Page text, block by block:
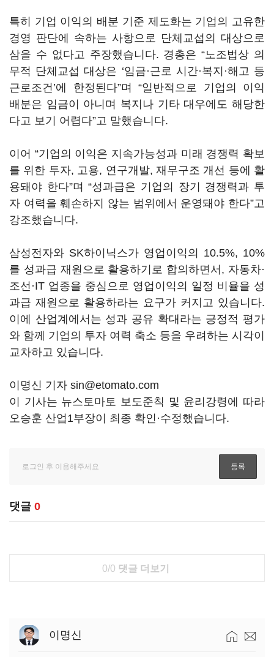
특히 기업 이익의 배분 기준 제도화는 기업의 고유한
경영 판단에 속하는 사항으로 단체교섭의 대상으로
삼을 수 없다고 주장했습니다. 경총은 “노조법상 의
무적 단체교섭 대상은 ‘임금·근로 시간·복지·해고 등
근로조건’에 한정된다”며 “일반적으로 기업의 이익
배분은 임금이 아니며 복지나 기타 대우에도 해당한
다고 보기 어렵다”고 말했습니다.
이어 “기업의 이익은 지속가능성과 미래 경쟁력 확보
를 위한 투자, 고용, 연구개발, 재무구조 개선 등에 활
용돼야 한다”며 “성과급은 기업의 장기 경쟁력과 투
자 여력을 훼손하지 않는 범위에서 운영돼야 한다”고
강조했습니다.
삼성전자와 SK하이닉스가 영업이익의 10.5%, 10%
를 성과급 재원으로 활용하기로 합의하면서, 자동차·
조선·IT 업종을 중심으로 영업이익의 일정 비율을 성
과급 재원으로 활용하라는 요구가 커지고 있습니다.
이에 산업계에서는 성과 공유 확대라는 긍정적 평가
와 함께 기업의 투자 여력 축소 등을 우려하는 시각이
교차하고 있습니다.
이명신 기자 sin@etomato.com
이 기사는 뉴스토마토 보도준칙 및 윤리강령에 따라
오승훈 산업1부장이 최종 확인·수정했습니다.
댓글 0
0/0 댓글 더보기
이명신